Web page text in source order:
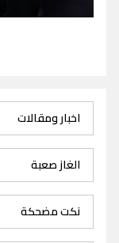
اخبار ومقالات
الغاز صعبة
نكت مضحكة